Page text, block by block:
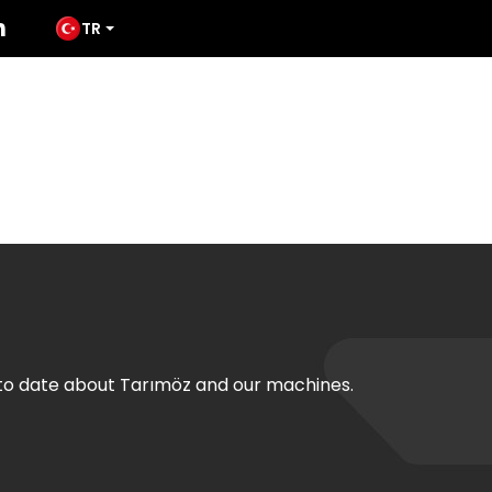
TR
date about Tarımöz and our machines.